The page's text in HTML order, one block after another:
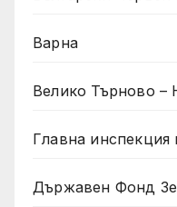
Варна
Велико Търново –
Главна инспекция
Държавен Фонд